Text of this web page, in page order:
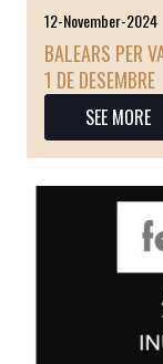
12-November-2024
BALEARS PER
1 DE DESEMBRE
SEE MORE